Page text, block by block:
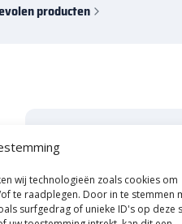
wij technologieën zoals cookies om
te raadplegen. Door in te stemmen
surfgedrag of unieke ID's op deze
producten
Start je
E-mail inleveren, korting
Naam